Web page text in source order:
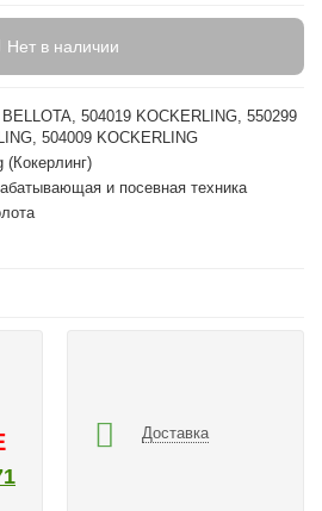
Нет в наличии
BELLOTA, 504019 KOCKERLING, 550299
504009 KOCKERLING
(Кокерлинг)
и посевная техника
Доставка